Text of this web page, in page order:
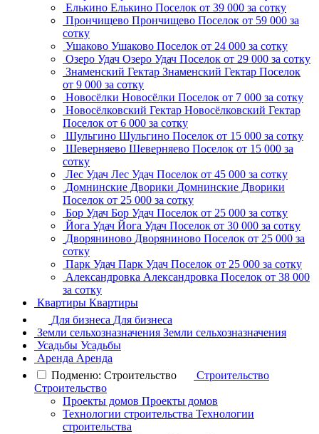
Елькино Елькино Поселок от 39 000 за сотку
Прончищево Прончищево Поселок от 59 000 за
сотку
Ушаково Ушаково Поселок от 24 000 за сотку
Озеро Удач Озеро Удач Поселок от 29 000 за сотку
Знаменский Гектар Знаменский Гектар Поселок
от 9 000 за сотку
Новосёлки Новосёлки Поселок от 7 000 за сотку
Новосёлковский Гектар Новосёлковский Гектар
Поселок от 6 000 за сотку
Шульгино Шульгино Поселок от 15 000 за сотку
Шеверняево Шеверняево Поселок от 15 000 за
сотку
Лес Удач Лес Удач Поселок от 45 000 за сотку
Домнинские Дворики Домнинские Дворики
Поселок от 25 000 за сотку
Бор Удач Бор Удач Поселок от 25 000 за сотку
Йога Удач Йога Удач Поселок от 30 000 за сотку
Дворяниново Дворяниново Поселок от 25 000 за
сотку
Парк Удач Парк Удач Поселок от 25 000 за сотку
Александровка Александровка Поселок от 38 000
за сотку
Квартиры Квартиры
Для бизнеса Для бизнеса
Земли сельхозназначения Земли сельхозназначения
Усадьбы Усадьбы
Аренда Аренда
Подменю: Строительство
Строительство
Строительство
Проекты домов Проекты домов
Технологии строительства Технологии
строительства